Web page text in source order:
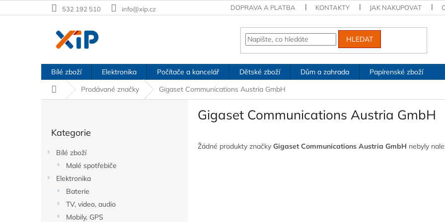
na
532 192 510 info@xip.cz DOPRAVA A PLATBA KONTAKTY JAK NAKUPOVAT
HLEDAT
Bílé zboží Elektronika Počítače a kancelář Dětské zboží Dům a zahrada
Papírenské zboží
Domů
Prodávané značky Gigaset Communications Austria GmbH
kategorie
Kategorie
Bílé zboží
Malé spotřebiče
Elektronika
Baterie
TV, video, audio
Mobily, GPS
Gigaset Communications Austria GmbH
Žádné produkty značky Gigaset Communications Austria GmbH nebyly